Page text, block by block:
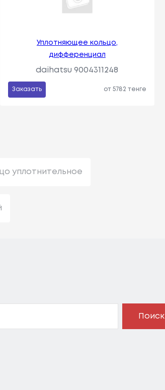
Уплотняющее кольцо,
дифференциал
daihatsu 9004311248
Заказать от 5782 тенге
уплотнительное
Поиск